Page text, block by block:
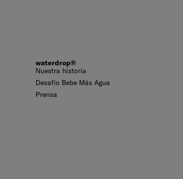
waterdrop®
Nuestra historia
Desafío Bebe Más Agua
Prensa